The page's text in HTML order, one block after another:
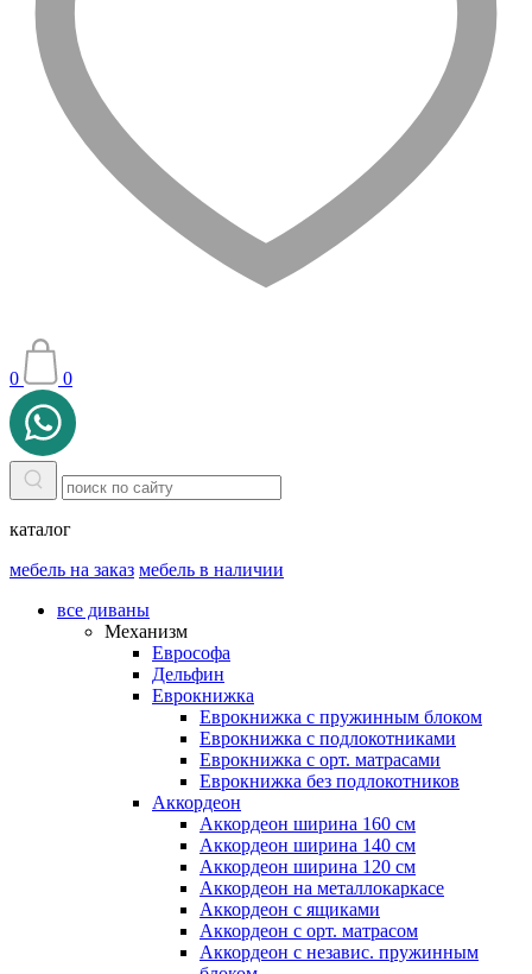
0 0
каталог
мебель на заказ мебель в наличии
все диваны
Механизм
Еврософа
Дельфин
Еврокнижка
Еврокнижка с пружинным блоком
Еврокнижка с подлокотниками
Еврокнижка с орт. матрасами
Еврокнижка без подлокотников
Аккордеон
Аккордеон ширина 160 см
Аккордеон ширина 140 см
Аккордеон ширина 120 см
Аккордеон на металлокаркасе
Аккордеон c ящиками
Аккордеон c орт. матрасом
Аккордеон c независ. пружинным